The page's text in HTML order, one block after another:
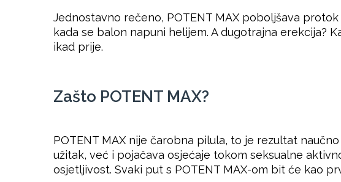
Jednostavno rečeno, POTENT MAX poboljšava
kada se balon napuni helijem. A dugotrajna erekcija?
ikad prije.
Zašto POTENT MAX?
POTENT MAX nije čarobna pilula, to je rezultat
užitak, već i pojačava osjećaje tokom seksualne
osjetljivost. Svaki put s POTENT MAX-om bit će kao